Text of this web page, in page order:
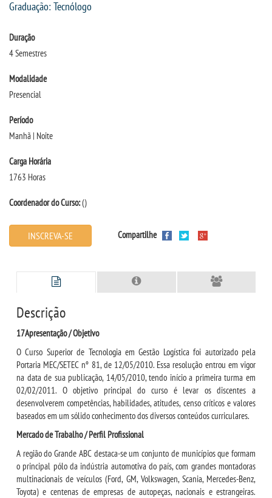
INSCREVA-SE
EDITAL
PUBLICAÇÕES
DESTAQUES
UNIESP NEWS
REPOSITÓRIO
MANUAIS
REGIMENTOS
DISCENTES
LOGIN
WEBMAIL
PORTAL DE ALUNOS
Graduação: Tecnólogo
Duração
4 Semestres
Modalidade
Presencial
Período
Manhã | Noite
Carga Horária
1763 Horas
Coordenador do Curso:()
INSCREVA-SE Compartilhe
Descrição
17Apresentação / Objetivo
O Curso Superior de Tecnologia em Gestão Logística foi autorizado pela
Portaria MEC/SETEC nº 81, de 12/05/2010. Essa resolução entrou em vigor
na data de sua publicação, 14/05/2010, tendo início a primeira turma em
02/02/2011. O objetivo principal do curso é levar os discentes a
desenvolverem competências, habilidades, atitudes, censo críticos e valores
baseados em um sólido conhecimento dos diversos conteúdos curriculares.
Mercado de Trabalho / Perfil Profissional
A região do Grande ABC destaca-se um conjunto de municípios que formam
o principal pólo da indústria automotiva do país, com grandes montadoras
multinacionais de veículos (Ford, GM, Volkswagen, Scania, Mercedes-Benz,
Toyota) e centenas de empresas de autopeças, nacionais e estrangeiras.